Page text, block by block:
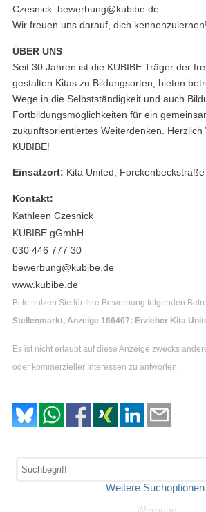
Czesnick: bewerbung@kubibe.de
Wir freuen uns darauf, dich kennenzulernen!
ÜBER UNS
Seit 30 Jahren ist die KUBIBE Träger der
gestalten Kitas zu Bildungsorten, bieten
Wege in die Selbstständigkeit und auch
Fortbildungsmöglichkeiten für ein
zukunftsorientiertes Weiterdenken.
KUBIBE!
Einsatzort: Kita United,
Kontakt:
Kathleen Czesnick
KUBIBE gGmbH
030 446 777 30
bewerbung@kubibe.de
www.kubibe.de
Bitte nutzen Sie für Ihre Bewerbung folgenden
Stellenmarkt, Anzeige 166407: Erzieher Kita
Es ist nicht erlaubt auf diese Anzeige zwecks
oder kommerzieller Interessen zu antworten.
Weitere Suchoptionen